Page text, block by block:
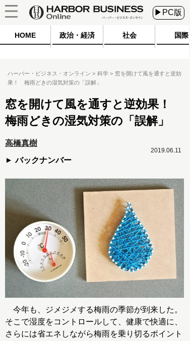
▶PC版
HOME 政治・経済 社会 国際
ハーバー・ビジネス・オンライン 科学
窓を開けて風を通すと逆効
果！ 梅雨どきの湿気対策の「誤解」
窓を開けて風を通すと逆効果！
梅雨どきの湿気対策の「誤解」
高橋真樹
バックナンバー
2019.06.11
今年も、ジメジメする梅雨の季節が到来した。
そこで湿度をコントロールして、健康で快適に、
さらには省エネしながら梅雨を乗り切るポイント